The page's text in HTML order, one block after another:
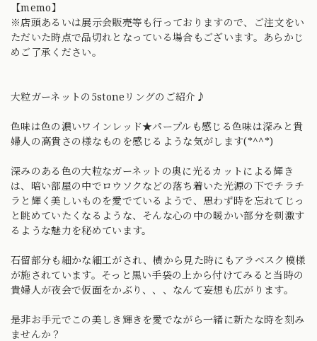
【memo】
※店頭あるいは展示会販売等も行っておりますので、ご注文をい
ただいた時点で品切れとなっている場合もございます。あらかじ
めご了承ください。
大粒ガーネットの5stoneリングのご紹介♪
色味は色の濃いワインレッド★パープルも感じる色味は深みと貴
婦人の高貴さの様なものを感じるような気がします(*^^*)
深みのある色の大粒なガーネットの奥に光るカットによる輝き
は、暗い部屋の中でロウソクなどの落ち着いた光源の下でチラチ
ラと輝く美しいものを愛でているようで、思わず時を忘れてじっ
と眺めていたくなるような、そんな心の中の暖かい部分を刺激す
るような魅力を秘めています。
石留部分も細かな細工がされ、横から見た時にもアラベスク模様
が施されています。そっと黒い手袋の上から付けてみると当時の
貴婦人が夜会で仮面をかぶり、、、なんて妄想も広がります。
是非お手元でこの美しき輝きを愛でながら一緒に新たな時を刻み
ませんか？